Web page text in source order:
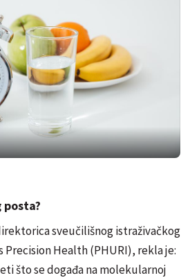
posta?
sveučilišnog istraživačkog
Health (PHURI), rekla je:
što se događa na molekularnoj